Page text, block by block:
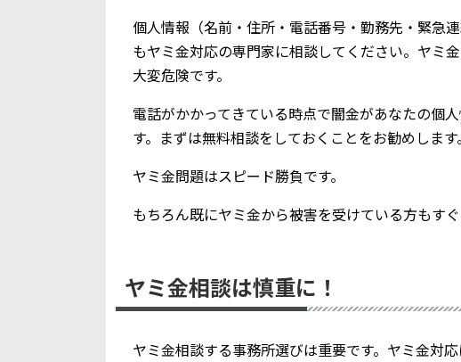
個人情報（名前・住所・電話番号・勤務先・緊急
もヤミ金対応の専門家に相談してください。ヤミ
大変危険です。
電話がかかってきている時点で闇金があなたの個
す。まずは無料相談をしておくことをお勧めします。
ヤミ金問題はスピード勝負です。
もちろん既にヤミ金から被害を受けている方もす
ヤミ金相談は慎重に！
ヤミ金相談する事務所選びは重要です。ヤミ金対